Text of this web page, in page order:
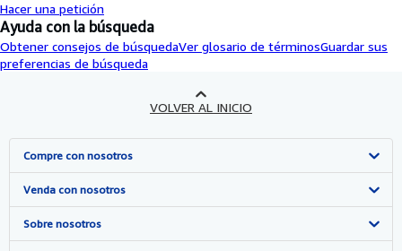
Hacer una petición
Ayuda con la búsqueda
Obtener consejos de búsquedaVer glosario de términosGuardar sus
preferencias de búsqueda
VOLVER AL INICIO
Compre con nosotros
Búsqueda avanzada
Colecciones
Venda con nosotros
Comenzar a vender
Sobre nosotros